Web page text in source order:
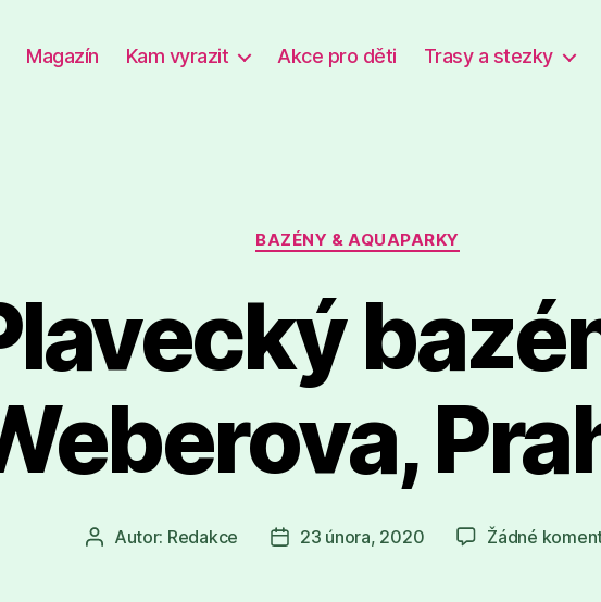
Magazín Kam vyrazit Akce pro děti Trasy a stezky
Rubriky
BAZÉNY & AQUAPARKY
AutorAutor: Redakce
Datum
23 února, 2020 Žádné